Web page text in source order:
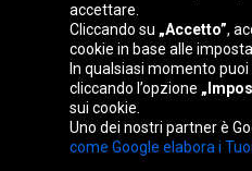
España
Österreich
accettare.
Cliccando su „Accetto”,
cookie in base alle
In qualsiasi momento
cliccando l’opzione
sui cookie.
Uno dei nostri partner è
come Google elabora i